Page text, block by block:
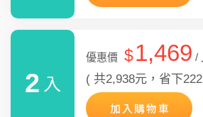
2 入
優惠價 $1,469 /
( 共2,938元，省下
加入購物車